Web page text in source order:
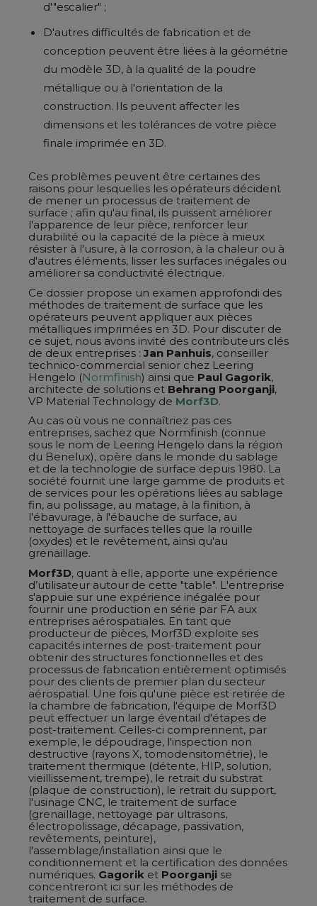
d'"escalier" ;
D'autres difficultés de fabrication et de
conception peuvent être liées à la géométrie
du modèle 3D, à la qualité de la poudre
métallique ou à l'orientation de la
construction. Ils peuvent affecter les
dimensions et les tolérances de votre pièce
finale imprimée en 3D.
Ces problèmes peuvent être certaines des
raisons pour lesquelles les opérateurs décident
de mener un processus de traitement de
surface ; afin qu'au final, ils puissent améliorer
l'apparence de leur pièce, renforcer leur
durabilité ou la capacité de la pièce à mieux
résister à l'usure, à la corrosion, à la chaleur ou à
d'autres éléments, lisser les surfaces inégales ou
améliorer sa conductivité électrique.
Ce dossier propose un examen approfondi des
méthodes de traitement de surface que les
opérateurs peuvent appliquer aux pièces
métalliques imprimées en 3D. Pour discuter de
ce sujet, nous avons invité des contributeurs clés
de deux entreprises :Jan Panhuis, conseiller
technico-commercial senior chez Leering
Hengelo (Normfinish) ainsi que Paul Gagorik,
architecte de solutions et Behrang Poorganji,
VP Material Technology de Morf3D.
Au cas où vous ne connaîtriez pas ces
entreprises, sachez que Normfinish (connue
sous le nom de Leering Hengelo dans la région
du Benelux), opère dans le monde du sablage
et de la technologie de surface depuis 1980. La
société fournit une large gamme de produits et
de services pour les opérations liées au sablage
fin, au polissage, au matage, à la finition, à
l'ébavurage, à l'ébauche de surface, au
nettoyage de surfaces telles que la rouille
(oxydes) et le revêtement, ainsi qu'au
grenaillage.
Morf3D, quant à elle, apporte une expérience
d’utilisateur autour de cette "table". L'entreprise
s'appuie sur une expérience inégalée pour
fournir une production en série par FA aux
entreprises aérospatiales. En tant que
producteur de pièces, Morf3D exploite ses
capacités internes de post-traitement pour
obtenir des structures fonctionnelles et des
processus de fabrication entièrement optimisés
pour des clients de premier plan du secteur
aérospatial. Une fois qu'une pièce est retirée de
la chambre de fabrication, l'équipe de Morf3D
peut effectuer un large éventail d'étapes de
post-traitement. Celles-ci comprennent, par
exemple, le dépoudrage, l'inspection non
destructive (rayons X, tomodensitométrie), le
traitement thermique (détente, HIP, solution,
vieillissement, trempe), le retrait du substrat
(plaque de construction), le retrait du support,
l'usinage CNC, le traitement de surface
(grenaillage, nettoyage par ultrasons,
électropolissage, décapage, passivation,
revêtements, peinture),
l'assemblage/installation ainsi que le
conditionnement et la certification des données
numériques. Gagorik et Poorganji se
concentreront ici sur les méthodes de
traitement de surface.